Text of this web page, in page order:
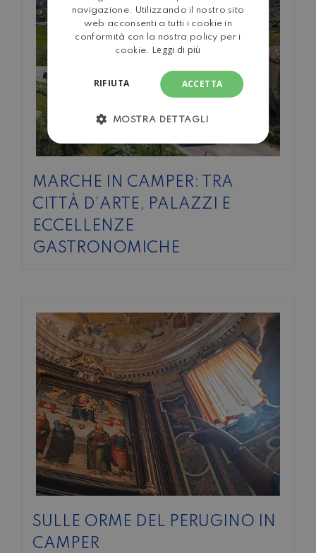
MARCHE IN CAMPER: TRA
CITTÀ D’ARTE, PALAZZI E
ECCELLENZE
GASTRONOMICHE
SULLE ORME DEL PERUGINO IN
CAMPER
navigazione. Utilizzando il nostro sito
web acconsenti a tutti i cookie in
conformità con la nostra policy per i
cookie.
Leggi di più
ACCETTA
RIFIUTA
MOSTRA DETTAGLI